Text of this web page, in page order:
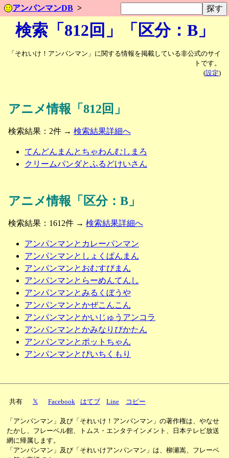
アンパンマンDB
検索「812回」「区分：B」
「それいけ！アンパンマン」に関する情報を掲載している非公式のサイ
トです。
(設定)
アニメ情報「812回」
検索結果：2件 → 検索結果詳細へ
てんどんまんとちゃわんむしまろ
クリームパンダとふるどけいさん
アニメ情報「区分：B」
検索結果：1612件 → 検索結果詳細へ
アンパンマンとカレーパンマン
アンパンマンとしょくぱんまん
アンパンマンとおむすびまん
アンパンマンとらーめんてんし
アンパンマンとみるくぼうや
アンパンマンとかぜこんこん
アンパンマンとかいじゅうアンコラ
アンパンマンとかみなりぴかたん
アンパンマンとポットちゃん
アンパンマンとぴいちくもり
共有 𝕏 Facebook はてブ Line コピー
「アンパンマン」及び「それいけ！アンパンマン」の著作権は、やなせ
たかし、フレーベル館、トムス・エンタテインメント、日本テレビ放送
網に帰属します。
「アンパンマン」及び「それいけアンパンマン」は、柳瀬嵩、フレーベ